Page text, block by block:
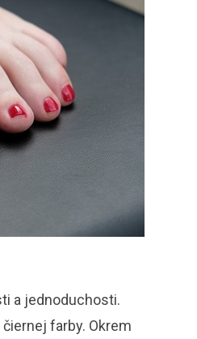
a jednoduchosti.
farby. Okrem